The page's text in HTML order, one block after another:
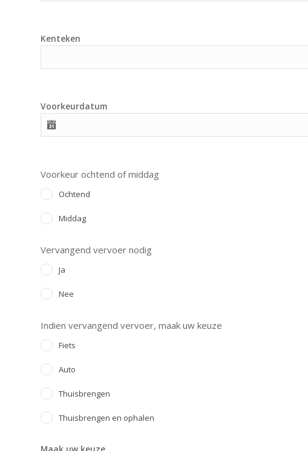
Kenteken
Voorkeurdatum
Voorkeur ochtend of middag
Ochtend
Middag
Vervangend vervoer nodig
Ja
Nee
Indien vervangend vervoer, maak uw keuze
Fiets
Auto
Thuisbrengen
Thuisbrengen en ophalen